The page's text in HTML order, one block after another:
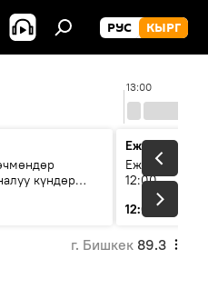
РУС КЫРГ
13:00
күндөр
Ежедневные
Ежедневные
12:00
12:01
3 мин
г. Бишкек 89.3